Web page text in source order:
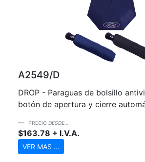
A2549/D
DROP - Paraguas de bolsillo
botón de apertura y cierre
PRECIO DESDE...
$163.78 + I.V.A.
VER MAS ...